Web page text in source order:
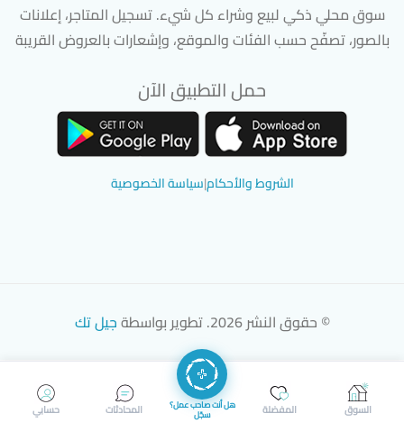
سوق محلي ذكي لبيع وشراء كل شيء. تسجيل المتاجر، إعلانات
بالصور، تصفّح حسب الفئات والموقع، وإشعارات بالعروض القريبة
حمل التطبيق الآن
الشروط والأحكام|سياسة الخصوصية
© حقوق النشر 2026. تطوير بواسطة جيل تك
حسابي المحادثات هل أنت صاحب عمل؟
سجّل المفضلة السوق